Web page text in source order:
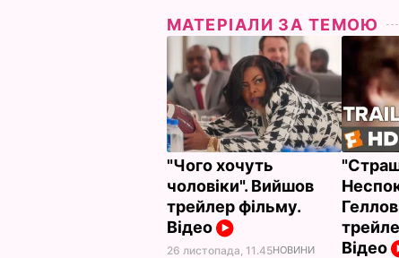
МАТЕРІАЛИ ЗА ТЕМОЮ
"Чого хочуть
чоловіки". Вийшов
трейлер фільму.
Відео
26 листопада, 11.45НОВИНИ
Відео